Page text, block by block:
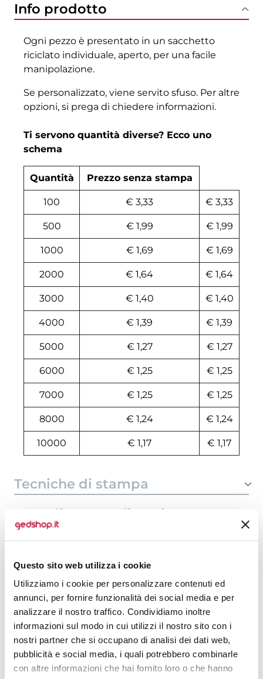
Questo sito web utilizza i cookie
Utilizziamo i cookie per personalizzare contenuti ed
annunci, per fornire funzionalità dei social media e per
analizzare il nostro traffico. Condividiamo inoltre
informazioni sul modo in cui utilizzi il nostro sito con i
nostri partner che si occupano di analisi dei dati web,
pubblicità e social media, i quali potrebbero combinarle
con altre informazioni che hai fornito loro o che hanno
Info prodotto
Ogni pezzo è presentato in un sacchetto
riciclato individuale, aperto, per una facile
manipolazione.
Se personalizzato, viene servito sfuso. Per altre
opzioni, si prega di chiedere informazioni.
Ti servono quantità diverse? Ecco uno
schema
Quantità Prezzo senza stampa
100 € 3,33 € 3,33
500 € 1,99 € 1,99
1000 € 1,69 € 1,69
2000 € 1,64 € 1,64
3000 € 1,40 € 1,40
4000 € 1,39 € 1,39
5000 € 1,27 € 1,27
6000 € 1,25 € 1,25
7000 € 1,25 € 1,25
8000 € 1,24 € 1,24
10000 € 1,17 € 1,17
Tecniche di stampa
Area di personalizzazione
Domande e risposte
Prodotti alternativi